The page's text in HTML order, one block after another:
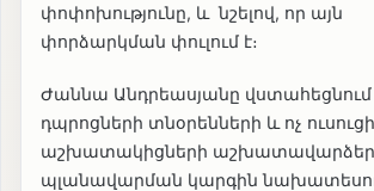
փոփոխությունը, և նշելով, որ այն
փորձարկման փուլում է։
Ժաննա Անդրեասյանը վստահեցնում
դպրոցների տնօրենների և ոչ
աշխատակիցների
պլանավարման կարգին